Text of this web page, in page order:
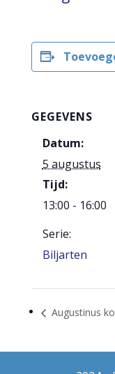
GEGEVENS
Datum:
5 augustus
Tijd:
13:00 - 16:00
Serie:
Biljarten
Augustinus